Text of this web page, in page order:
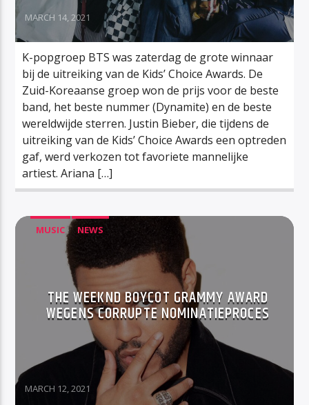
MARCH 14, 2021
K-popgroep BTS was zaterdag de grote winnaar
bij de uitreiking van de Kids’ Choice Awards. De
Zuid-Koreaanse groep won de prijs voor de beste
band, het beste nummer (Dynamite) en de beste
wereldwijde sterren. Justin Bieber, die tijdens de
uitreiking van de Kids’ Choice Awards een optreden
gaf, werd verkozen tot favoriete mannelijke
artiest. Ariana […]
MUSIC NEWS
THE WEEKND BOYCOT GRAMMY AWARD
WEGENS CORRUPTE NOMINATIEPROCES
MARCH 12, 2021